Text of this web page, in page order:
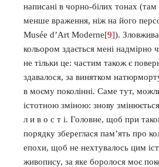
написані в чорно-білих тонах
менше враження, ніж на його
Musée d’Art Moderne[9]).
кольором здається мені надмірно
не тільки це: частим також є
здавалося, за винятком
в моєму поколінні. Саме тут,
істотною зміною: знову
л и в о с т і. Головне, щоб при
порядку збереглася пам’ять про
епохи, щоб не нехтувалось цим
живопису, за яке боролося моє